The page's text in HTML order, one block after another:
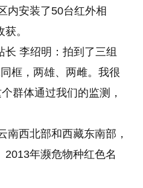
内安装了50台红外相
。
李绍明：拍到了三组
框，两雄、两雌。我很
群体通过我们的监测，
南西北部和西藏东南部，
年濒危物种红色名